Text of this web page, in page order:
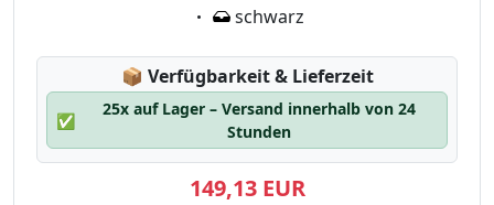
Eigenschaft:
schwarz
📦 Lagerstatus:
Verfügbarkeit & Lieferzeit
✅
25x auf Lager – Versand innerhalb von 24
Stunden
149,13 EUR